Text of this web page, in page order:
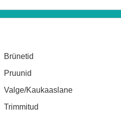
Brünetid
Pruunid
Valge/Kaukaaslane
Trimmitud